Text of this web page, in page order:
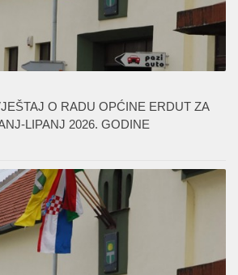
O RADU OPĆINE ERDUT ZA
LIPANJ 2026. GODINE